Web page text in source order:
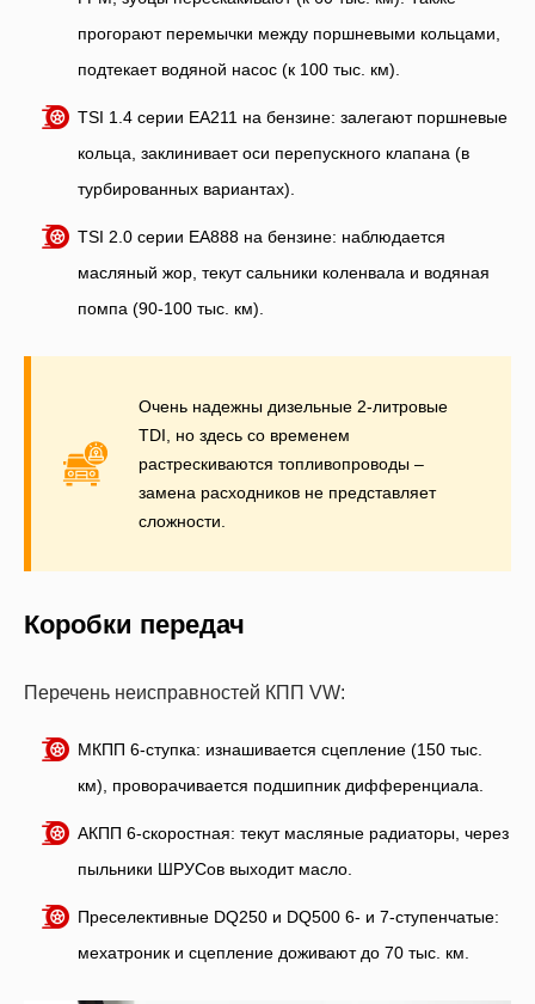
прогорают перемычки между поршневыми кольцами,
подтекает водяной насос (к 100 тыс. км).
TSI 1.4 серии ЕА211 на бензине: залегают поршневые
кольца, заклинивает оси перепускного клапана (в
турбированных вариантах).
TSI 2.0 серии ЕА888 на бензине: наблюдается
масляный жор, текут сальники коленвала и водяная
помпа (90-100 тыс. км).
Очень надежны дизельные 2-литровые
TDI, но здесь со временем
растрескиваются топливопроводы –
замена расходников не представляет
сложности.
Коробки передач
Перечень неисправностей КПП VW:
МКПП 6-ступка: изнашивается сцепление (150 тыс.
км), проворачивается подшипник дифференциала.
АКПП 6-скоростная: текут масляные радиаторы, через
пыльники ШРУСов выходит масло.
Преселективные DQ250 и DQ500 6- и 7-ступенчатые:
мехатроник и сцепление доживают до 70 тыс. км.